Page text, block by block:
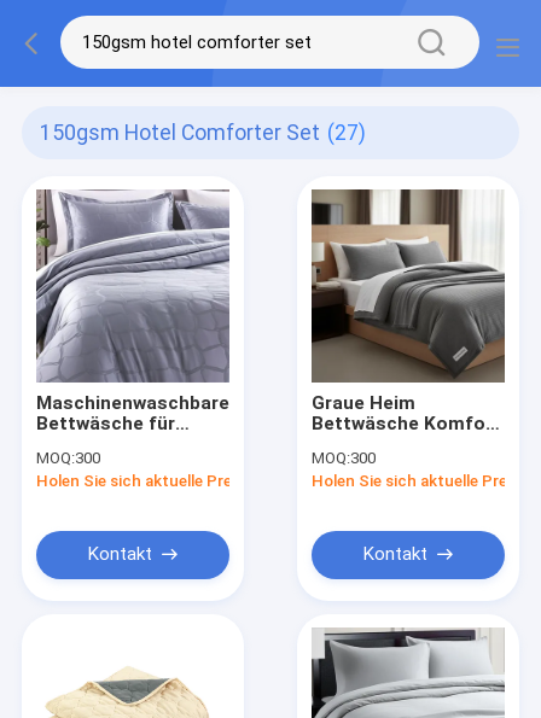
150gsm Hotel Comforter Set (27)
Maschinenwaschbare
Bettwäsche für
Sets
Mikrofasermaterial
Faltenbeständige
stilvolle Designs
perfekt für
MOQ:300
Holen Sie sich aktuelle Preis
Kontakt
Graue Heim
Bettwäsche Komfort
Füllmaterial 150 bis
400gsm Gemütlich
Ideal für Hotels und
Unterkünfte
MOQ:300
Holen Sie sich aktuelle Preis
Kontakt